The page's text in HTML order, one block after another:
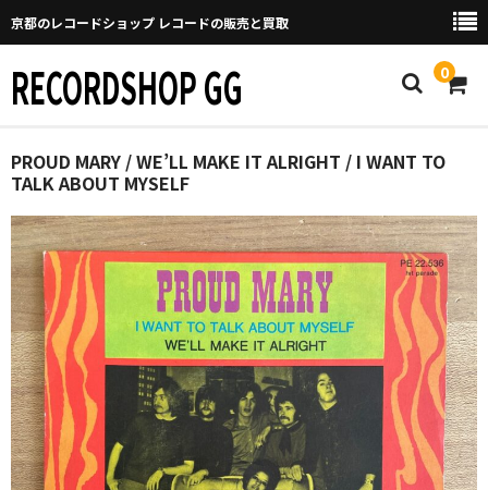
京都のレコードショップ レコードの販売と買取
RECORDSHOP GG 0
Home
GGについて
買取について
取り置きなどについて
Categories
New Arrivals
新譜
PROUD MARY / WE’LL MAKE IT ALRIGHT / I WANT TO
TALK ABOUT MYSELF